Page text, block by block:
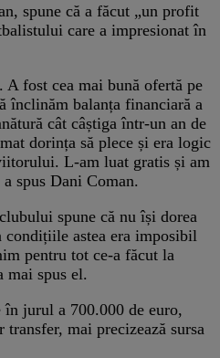
spune că a făcut „un profit
care a impresionat în
fost cea mai bună ofertă pe
înclinăm balanța financiară a
cât câștiga într-un an de
dorința să plece și era logic
L-am luat gratis și am
spus Dani Coman.
spune că nu își dorea
condițiile astea era imposibil
pentru tot ce-a făcut la
mai spus el.
în jurul a 700.000 de euro,
mai precizează sursa